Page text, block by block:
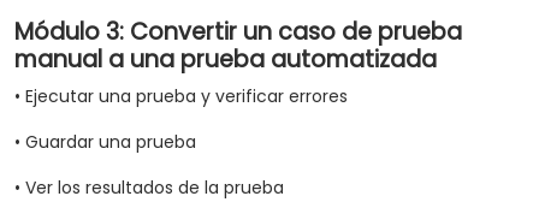
Módulo 3: Convertir un caso de prueba
manual a una prueba automatizada
• Ejecutar una prueba y verificar errores
• Guardar una prueba
• Ver los resultados de la prueba